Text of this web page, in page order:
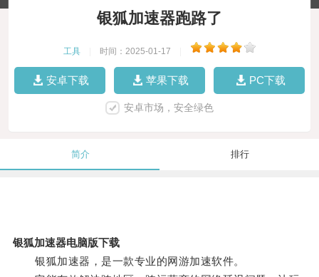
银狐加速器跑路了
工具 时间：2025-01-17
安卓下载 苹果下载 PC下载
安卓市场，安全绿色
简介 排行
银狐加速器电脑版下载
银狐加速器，是一款专业的网游加速软件。